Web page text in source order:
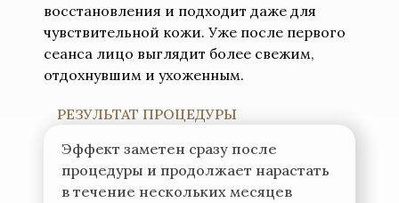
восстановления и подходит даже для
чувствительной кожи. Уже после первого
сеанса лицо выглядит более свежим,
отдохнувшим и ухоженным.
РЕЗУЛЬТАТ ПРОЦЕДУРЫ
Эффект заметен сразу после
процедуры и продолжает нарастать
в течение нескольких месяцев